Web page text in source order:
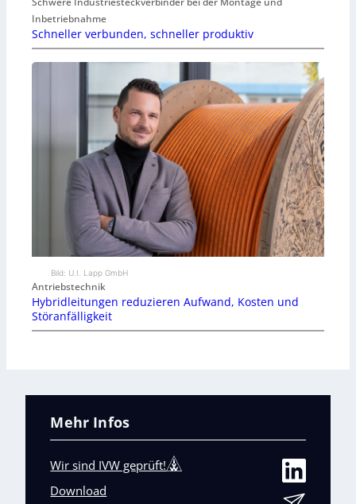
Inbetriebnahme
Schneller verbunden, schneller produktiv
Bild: U.I. Lapp GmbH
Antriebstechnik
Hybridleitungen reduzieren Aufwand, Kosten und
Störanfälligkeit
Mehr Infos
Wir sind IVW geprüft!
Download